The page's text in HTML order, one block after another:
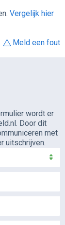
Vergelijk hier
Meld een fout
wordt er
Door dit
met
uitschrijven.